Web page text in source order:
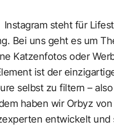
Instagram steht für
Bei uns geht es um
Katzenfotos oder
ist der
selbst zu filtern –
haben wir Orbyz
entwickelt und